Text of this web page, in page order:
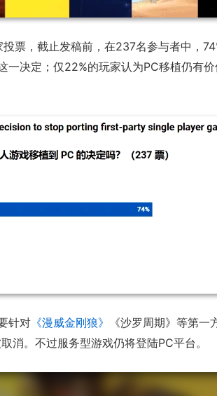
票，截止发稿前，在237名参与者中，
一决定；仅22%的玩家认为PC移植仍有
针对 《漫威金刚狼》
《沙罗周期》等第
消。不过服务型游戏仍将登陆PC平台。
MU开始，为
成了"躲不掉